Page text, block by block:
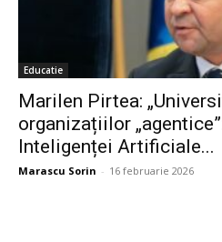
Educatie
Marilen Pirtea:
organizațiilor
Inteligenței Artificiale...
Marascu Sorin - 16 februarie 2026